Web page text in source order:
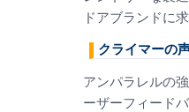
ドアブランドに
クライマーの
アンパラレルの
ーザーフィード